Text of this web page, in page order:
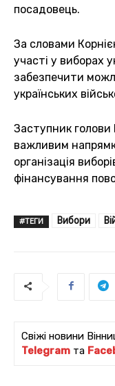
посадовець.
За словами
участі у виборах
забезпечити
українських
Заступник
важливим
організація
фінансування
#ТЕГИ Вибори
Свіжі новини
Telegram та